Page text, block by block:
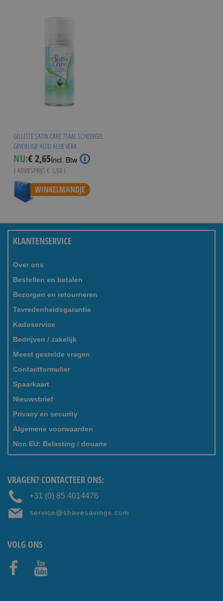
GILLETTE SATIN CARE 75ML SCHEERGEL
GEVOELIGE HUID ALOE VERA
NU:Special
Price
€ 2,65Incl. Btw
( ADVIESPRIJS € 3,50 )
WINKELMANDJE
KLANTENSERVICE
Over ons
Bestellen en betalen
Bezorgen en retourneren
Tevredenheidsgarantie
Kadoservice
Bedrijven / zakelijk
Meest gestelde vragen
Contactformulier
Spaarkaart
Nieuwsbrief
Privacy en security
Algemene voorwaarden
Non EU: Belasting / douane
VRAGEN? CONTACTEER ONS:
+31 (0) 85 4014476
service@shavesavings.com
VOLG ONS